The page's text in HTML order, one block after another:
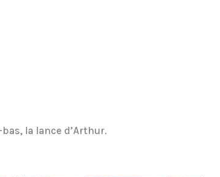
la lance d’Arthur.